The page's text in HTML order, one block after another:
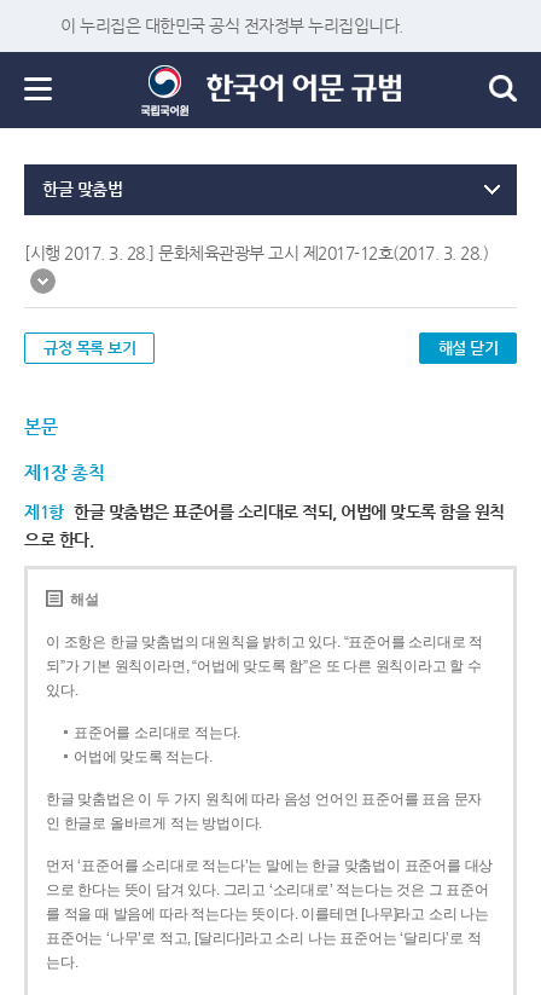
이 누리집은 대한민국 공식 전자정부 누리집입니다.
한글 맞춤법
[시행 2017. 3. 28.] 문화체육관광부 고시 제2017-12호(2017. 3. 28.)
규정 목록 보기 해설 닫기
본문
제1장 총칙
제1항 한글 맞춤법은 표준어를 소리대로 적되, 어법에 맞도록 함을 원칙
으로 한다.
해설
이 조항은 한글 맞춤법의 대원칙을 밝히고 있다. “표준어를 소리대로 적
되”가 기본 원칙이라면, “어법에 맞도록 함”은 또 다른 원칙이라고 할 수
있다.
표준어를 소리대로 적는다.
어법에 맞도록 적는다.
한글 맞춤법은 이 두 가지 원칙에 따라 음성 언어인 표준어를 표음 문자
인 한글로 올바르게 적는 방법이다.
먼저 ‘표준어를 소리대로 적는다’는 말에는 한글 맞춤법이 표준어를 대상
으로 한다는 뜻이 담겨 있다. 그리고 ‘소리대로’ 적는다는 것은 그 표준어
를 적을 때 발음에 따라 적는다는 뜻이다. 이를테면 [나무]라고 소리 나는
표준어는 ‘나무’로 적고, [달리다]라고 소리 나는 표준어는 ‘달리다’로 적
는다.